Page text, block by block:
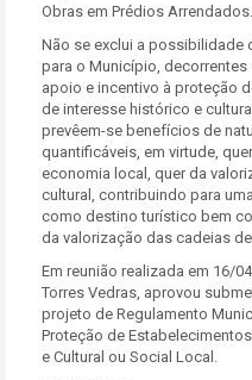
Obras em Prédios Arrendados.
Não se exclui a possibilidade
para o Município,
apoio e incentivo à proteção
de interesse histórico e
prevêem-se benefícios de
quantificáveis, em virtude,
economia local, quer da
cultural, contribuindo para
como destino turístico bem
da valorização das cadeias
Em reunião realizada em 16/
Torres Vedras, aprovou
projeto de Regulamento
Proteção de
e Cultural ou Social Local.